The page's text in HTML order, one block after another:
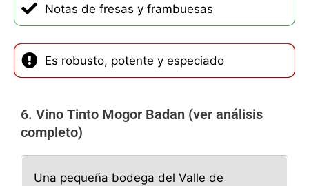
Notas de fresas y frambuesas
Es robusto, potente y especiado
6. Vino Tinto Mogor Badan (ver análisis
completo)
Una pequeña bodega del Valle de